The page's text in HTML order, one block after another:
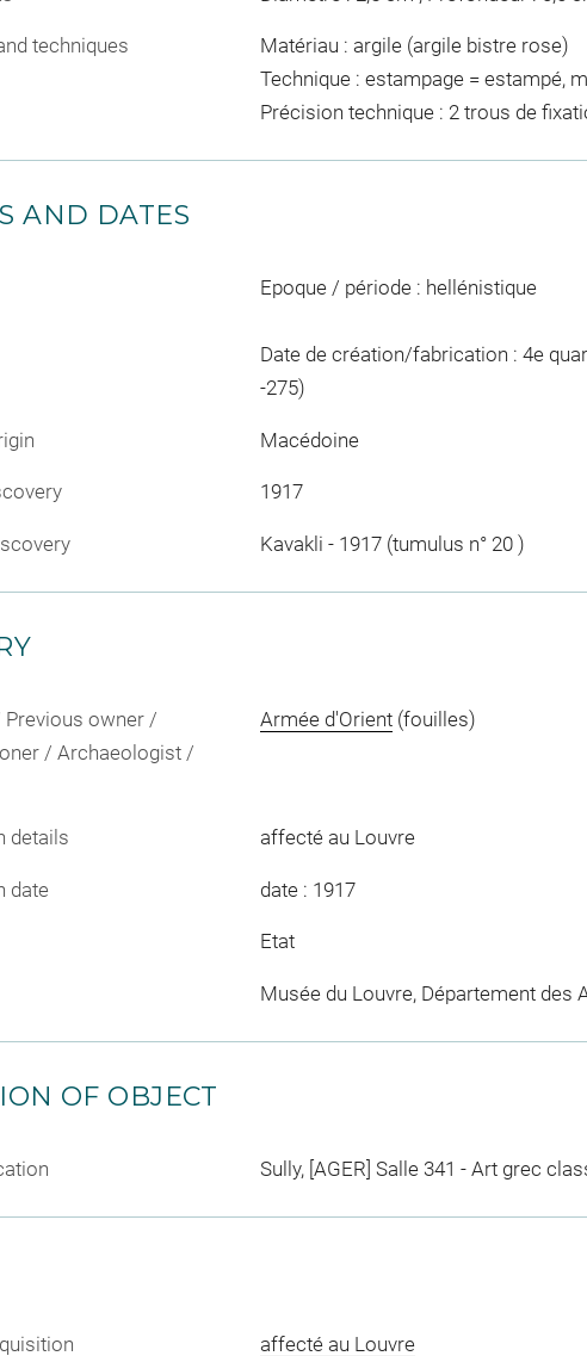
techniques
Matériau : argile (argile bistre rose)
Technique : estampage = estampé,
Précision technique : 2 trous de
AND DATES
Epoque / période : hellénistique
Date de création/fabrication : 4e
-275)
Macédoine
1917
Kavakli - 1917 (tumulus n° 20 )
owner /
/ Archaeologist /
Armée d'Orient(fouilles)
details affecté au Louvre
date date : 1917
Etat
Musée du Louvre, Département des
OF OBJECT
Sully, [AGER] Salle 341 - Art grec
affecté au Louvre